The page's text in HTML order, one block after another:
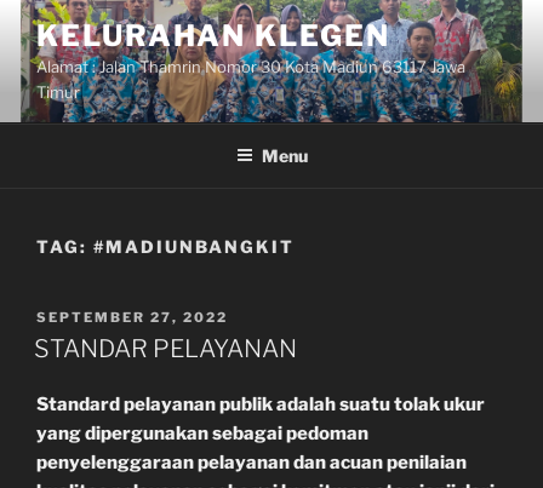
Skip
content
KELURAHAN KLEGEN
Alamat : Jalan Thamrin Nomor 30 Kota Madiun 63117 Jawa
Timur
Menu
TAG: #MADIUNBANGKIT
POSTED
ON
SEPTEMBER 27, 2022
STANDAR PELAYANAN
Standardpelayanan publikadalah suatu tolak ukur
yang dipergunakan sebagai pedoman
penyelenggaraanpelayanandan acuan penilaian